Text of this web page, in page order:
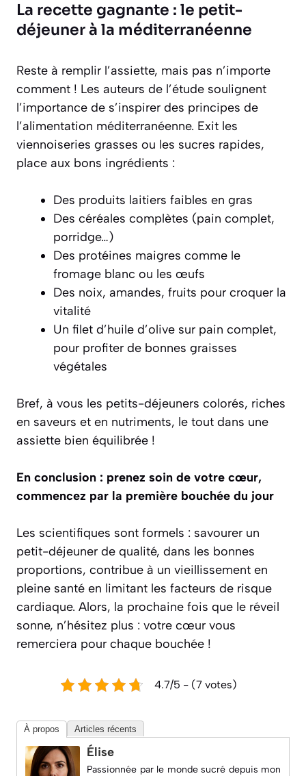
La recette gagnante : le petit-
déjeuner à la méditerranéenne
Reste à remplir l’assiette, mais pas n’importe
comment ! Les auteurs de l’étude soulignent
l’importance de s’inspirer des principes de
l’alimentation méditerranéenne. Exit les
viennoiseries grasses ou les sucres rapides,
place aux bons ingrédients :
Des produits laitiers faibles en gras
Des céréales complètes (pain complet,
porridge…)
Des protéines maigres comme le
fromage blanc ou les œufs
Des noix, amandes, fruits pour croquer la
vitalité
Un filet d’huile d’olive sur pain complet,
pour profiter de bonnes graisses
végétales
Bref, à vous les petits-déjeuners colorés, riches
en saveurs et en nutriments, le tout dans une
assiette bien équilibrée !
En conclusion : prenez soin de votre cœur,
commencez par la première bouchée du jour
Les scientifiques sont formels : savourer un
petit-déjeuner de qualité, dans les bonnes
proportions, contribue à un vieillissement en
pleine santé en limitant les facteurs de risque
cardiaque. Alors, la prochaine fois que le réveil
sonne, n’hésitez plus : votre cœur vous
remerciera pour chaque bouchée !
4.7/5 - (7 votes)
À propos Articles récents
Élise
Passionnée par le monde sucré depuis mon